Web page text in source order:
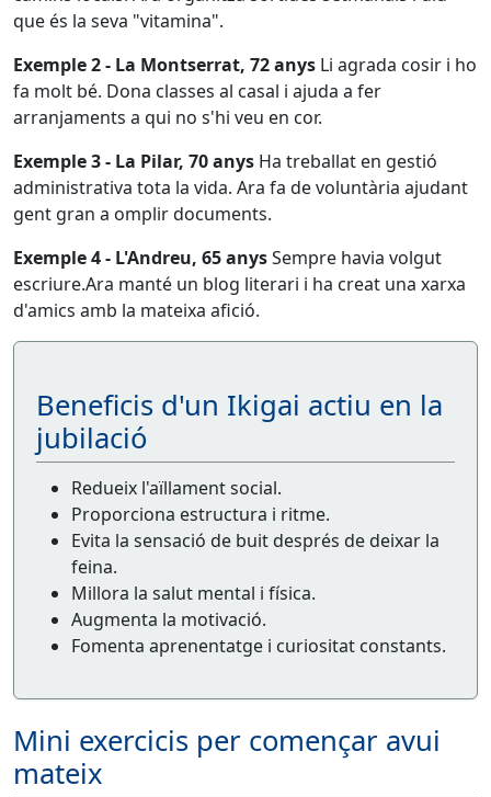
que és la seva "vitamina".
Exemple 2 - La Montserrat, 72 anys Li agrada cosir i ho
fa molt bé. Dona classes al casal i ajuda a fer
arranjaments a qui no s'hi veu en cor.
Exemple 3 - La Pilar, 70 anys Ha treballat en gestió
administrativa tota la vida. Ara fa de voluntària ajudant
gent gran a omplir documents.
Exemple 4 - L'Andreu, 65 anysSempre havia volgut
escriure.Ara manté un blog literari i ha creat una xarxa
d'amics amb la mateixa afició.
Beneficis d'un Ikigai actiu en la
jubilació
Redueix l'aïllament social.
Proporciona estructura i ritme.
Evita la sensació de buit després de deixar la
feina.
Millora la salut mental i física.
Augmenta la motivació.
Fomenta aprenentatge i curiositat constants.
Mini exercicis per començar avui
mateix